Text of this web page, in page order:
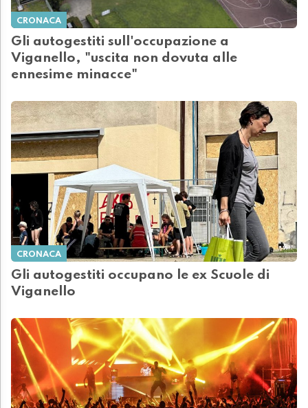
CRONACA
Gli autogestiti sull'occupazione a
Viganello, "uscita non dovuta alle
ennesime minacce"
CRONACA
Gli autogestiti occupano le ex Scuole di
Viganello